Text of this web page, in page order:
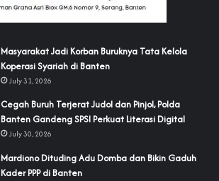
‎Masyarakat Jadi Korban Buruknya Tata Kelola
Koperasi Syariah di Banten
July 31, 2026
Cegah Buruh Terjerat Judol dan Pinjol, Polda
Banten Gandeng SPSI Perkuat Literasi Digital
July 30, 2026
‎Mardiono Dituding Adu Domba dan Bikin Gaduh
Kader PPP di Banten